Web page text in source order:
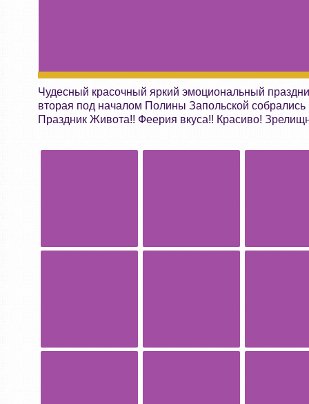
Чудесный красочный яркий эмоциональный
вторая под началом Полины Запольской
Праздник Живота!! Феерия вкуса!! Красиво!